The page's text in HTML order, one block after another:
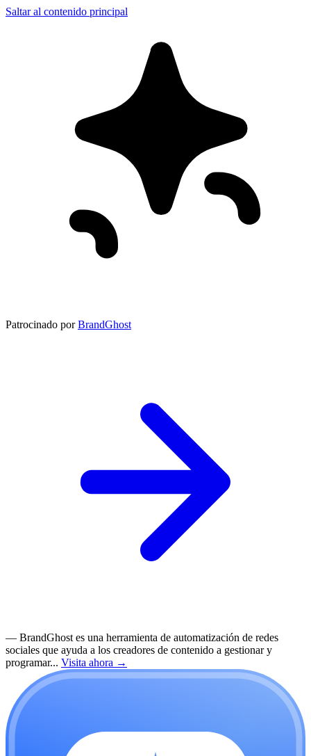
Saltar al contenido principal
Patrocinado por BrandGhost
— BrandGhost es una herramienta de automatización de redes
sociales que ayuda a los creadores de contenido a gestionar y
programar... Visita ahora →